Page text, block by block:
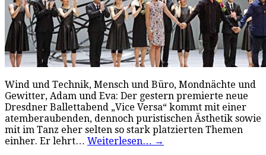
Wind und Technik, Mensch und Büro, Mondnächte und
Gewitter, Adam und Eva: Der gestern premierte neue
Dresdner Ballettabend „Vice Versa“ kommt mit einer
atemberaubenden, dennoch puristischen Ästhetik sowie
mit im Tanz eher selten so stark platzierten Themen
einher. Er lehrt… Weiterlesen… →